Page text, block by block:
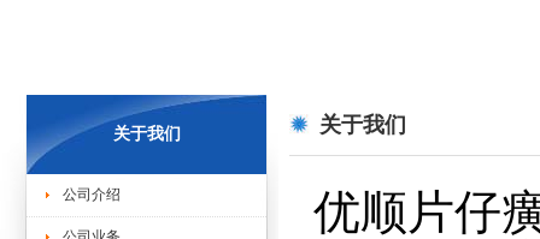
关于我们
公司介绍
关于我们
优顺片仔